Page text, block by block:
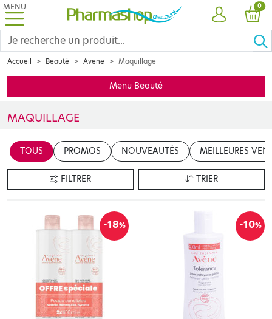
MENU
COMPTE
0
Accueil Beauté Avene Maquillage
Menu Beauté
MAQUILLAGE
TOUS
PROMOS NOUVEAUTÉS MEILLEURES
FILTRER TRIER
-18% -10%